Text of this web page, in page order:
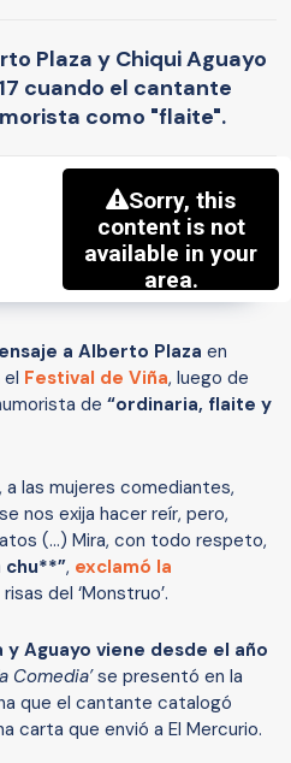
Plaza y Chiqui Aguayo
cuando el cantante
como "flaite".
a Alberto Plaza en
Festival de Viña, luego de
de “ordinaria, flaite y
a las mujeres comediantes,
nos exija hacer reír, pero,
(…) Mira, con todo respeto,
chu**”, exclamó la
del ‘Monstruo’.
Aguayo viene desde el año
Comedia’se presentó en la
que el cantante catalogó
carta que envió a El Mercurio.